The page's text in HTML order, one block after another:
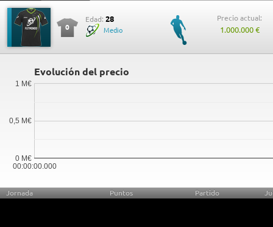
0
Edad: 28
Medio
Precio actual:
1.000.000 €
Evolución del precio
00:00:00.000
0 M€
0,5 M€
1 M€
Jornada Puntos Partido